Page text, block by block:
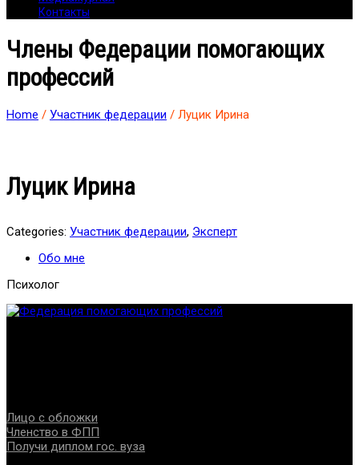
Контакты
Члены Федерации помогающих
профессий
Home / Участник федерации / Луцик Ирина
Луцик Ирина
Categories: Участник федерации, Эксперт
Обо мне
Психолог
Лицо с обложки
Членство в ФПП
Получи диплом гос. вуза